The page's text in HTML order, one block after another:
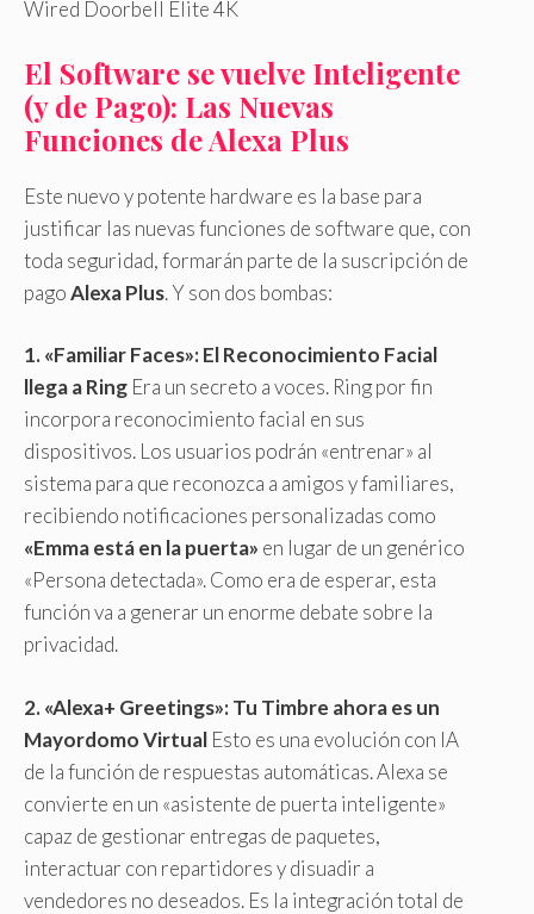
Wired Doorbell Elite 4K
El Software se vuelve Inteligente
(y de Pago): Las Nuevas
Funciones de Alexa Plus
Este nuevo y potente hardware es la base para
justificar las nuevas funciones de software que, con
toda seguridad, formarán parte de la suscripción de
pagoAlexa Plus. Y son dos bombas:
1. «Familiar Faces»: El Reconocimiento Facial
llega a Ring Era un secreto a voces. Ring por fin
incorpora reconocimiento facial en sus
dispositivos. Los usuarios podrán «entrenar» al
sistema para que reconozca a amigos y familiares,
recibiendo notificaciones personalizadas como
«Emma está en la puerta» en lugar de un genérico
«Persona detectada». Como era de esperar, esta
función va a generar un enorme debate sobre la
privacidad.
2. «Alexa+ Greetings»: Tu Timbre ahora es un
Mayordomo Virtual Esto es una evolución con IA
de la función de respuestas automáticas. Alexa se
convierte en un «asistente de puerta inteligente»
capaz de gestionar entregas de paquetes,
interactuar con repartidores y disuadir a
vendedores no deseados. Es la integración total de